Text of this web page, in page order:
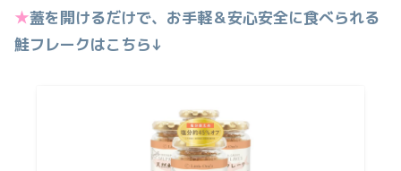
★蓋を開けるだけで、お手軽＆安心安全に食べられる
鮭フレークはこちら↓